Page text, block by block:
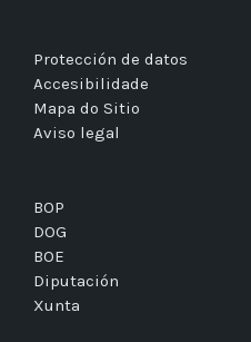
Protección de datos
Accesibilidade
Mapa do Sitio
Aviso legal
BOP
DOG
BOE
Diputación
Xunta